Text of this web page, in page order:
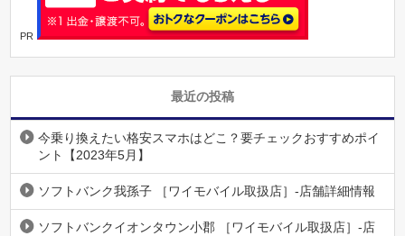
PR
最近の投稿
今乗り換えたい格安スマホはどこ？要チェックおすすめポイ
ント【2023年5月】
ソフトバンク我孫子 ［ワイモバイル取扱店］-店舗詳細情報
ソフトバンクイオンタウン小郡 ［ワイモバイル取扱店］-店